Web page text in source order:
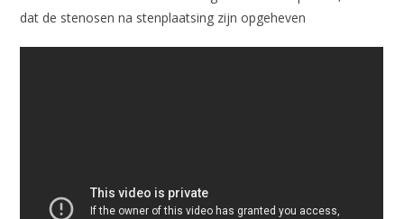
dat de stenosen na stenplaatsing zijn opgeheven